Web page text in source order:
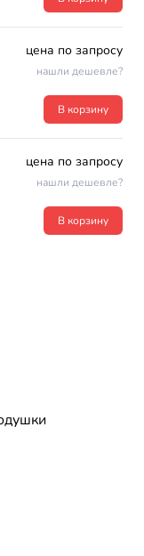
цена по запросу
нашли дешевле?
В корзину
цена по запросу
нашли дешевле?
В корзину